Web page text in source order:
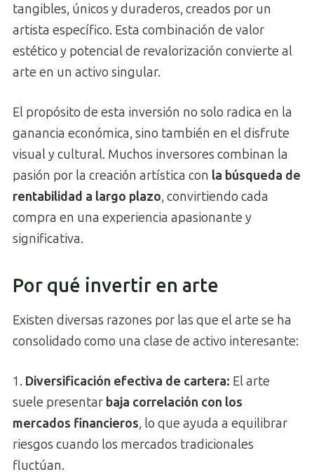
tangibles, únicos y duraderos, creados por un
artista específico. Esta combinación de valor
estético y potencial de revalorización convierte al
arte en un activo singular.
El propósito de esta inversión no solo radica en la
ganancia económica, sino también en el disfrute
visual y cultural. Muchos inversores combinan la
pasión por la creación artística con la búsqueda de
rentabilidad a largo plazo, convirtiendo cada
compra en una experiencia apasionante y
significativa.
Por qué invertir en arte
Existen diversas razones por las que el arte se ha
consolidado como una clase de activo interesante:
1. Diversificación efectiva de cartera: El arte
suele presentar baja correlación con los
mercados financieros, lo que ayuda a equilibrar
riesgos cuando los mercados tradicionales
fluctúan.